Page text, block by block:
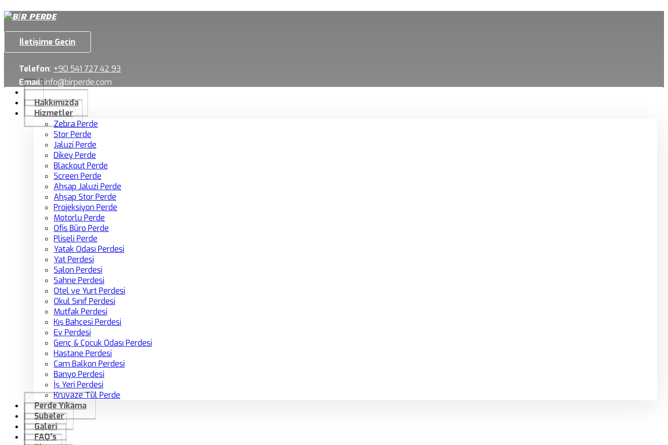
İletişime Geçin
Telefon: +90 541 727 42 93
Email:info@birperde.com
Hakkımızda
Hizmetler
Zebra Perde
Stor Perde
Jaluzi Perde
Dikey Perde
Blackout Perde
Screen Perde
Ahşap Jaluzi Perde
Ahşap Stor Perde
Projeksiyon Perde
Motorlu Perde
Ofis Büro Perde
Pliseli Perde
Yatak Odası Perdesi
Yat Perdesi
Salon Perdesi
Sahne Perdesi
Otel ve Yurt Perdesi
Okul Sınıf Perdesi
Mutfak Perdesi
Kış Bahçesi Perdesi
Ev Perdesi
Genç & Çocuk Odası Perdesi
Hastane Perdesi
Cam Balkon Perdesi
Banyo Perdesi
İş Yeri Perdesi
Kruvaze Tül Perde
Perde Yıkama
Şubeler
Galeri
FAQ’s